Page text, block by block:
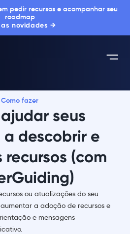
pedir recursos e acompanhar seu
roadmap
as novidades →
Como fazer
seus
a descobrir e
recursos (com
ou atualizações do seu
a adoção de recursos e
e mensagens